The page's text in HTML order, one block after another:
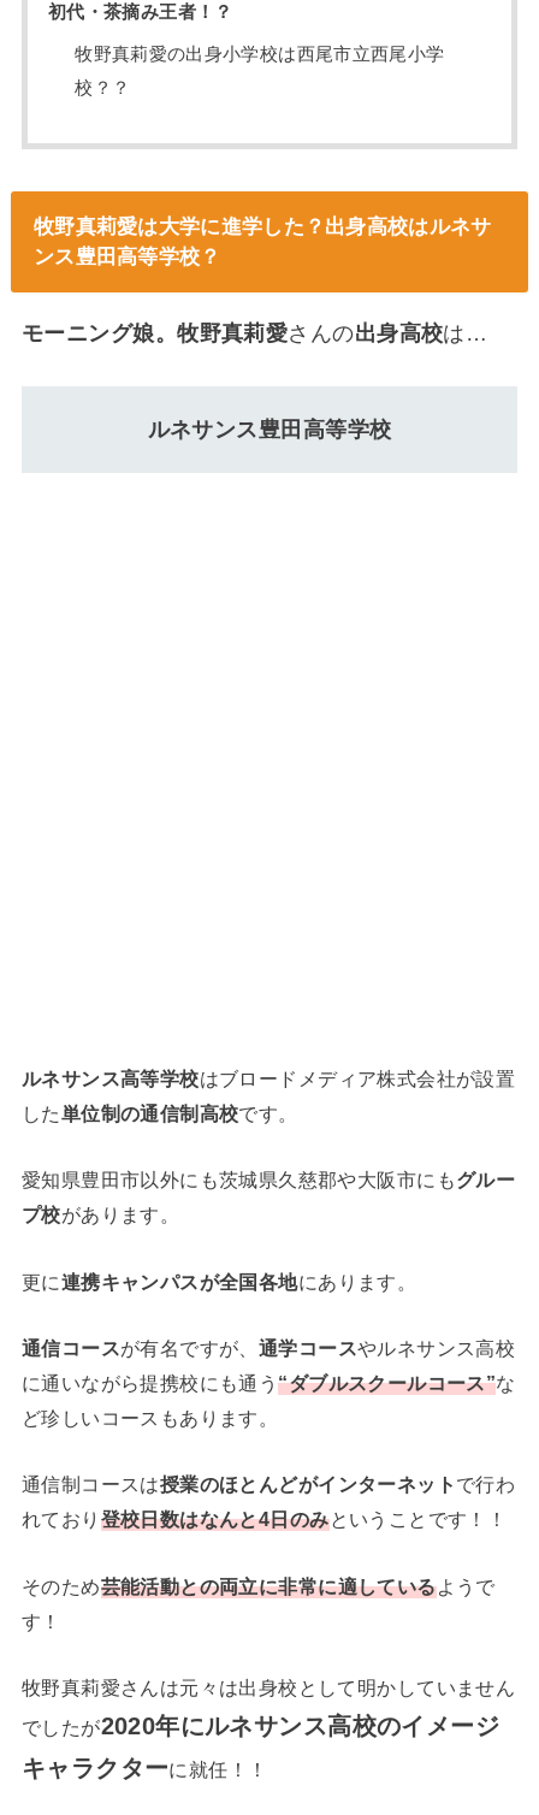
初代・茶摘み王者！？
牧野真莉愛の出身小学校は西尾市立西尾小学
校？？
牧野真莉愛は大学に進学した？出身高校はルネサ
ンス豊田高等学校？
モーニング娘。牧野真莉愛さんの出身高校は…
ルネサンス豊田高等学校
ルネサンス高等学校はブロードメディア株式会社が設置
した単位制の通信制高校です。
愛知県豊田市以外にも茨城県久慈郡や大阪市にもグルー
プ校があります。
更に連携キャンパスが全国各地にあります。
通信コースが有名ですが、 通学コースやルネサンス高校
に通いながら提携校にも通う“ダブルスクールコース”な
ど珍しいコースもあります。
通信制コースは授業のほとんどがインターネット で行わ
れており 登校日数はなんと4日のみということです！！
そのため芸能活動との両立に非常に適しているようで
す！
牧野真莉愛さんは元々は出身校として明かしていません
でしたが2020年にルネサンス高校のイメージ
キャラクターに就任！！